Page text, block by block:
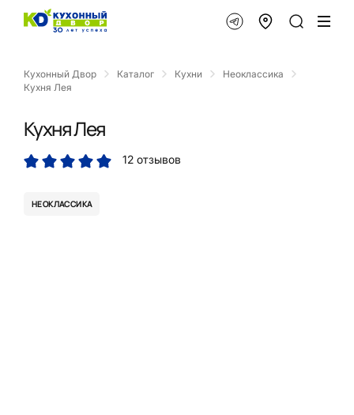
Кухонный Двор Каталог Кухни
Неоклассика
Кухня Лея
Кухня Лея
12 отзывов
НЕОКЛАССИКА